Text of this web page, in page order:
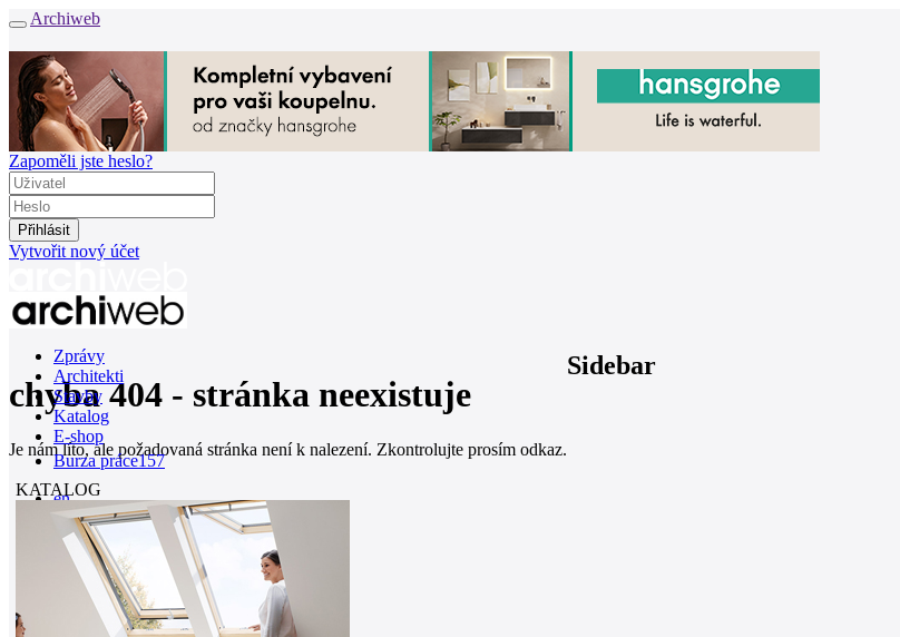
Archiweb
Zapoměli jste heslo?
Vytvořit nový účet
Zprávy
Architekti
Stavby
Katalog
E-shop
Burza práce157
en
chyba 404 - stránka neexistuje
Je nám líto, ale požadovaná stránka není k nalezení. Zkontrolujte prosím odkaz.
Sidebar
KATALOG